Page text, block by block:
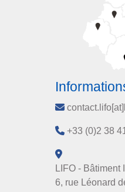
+33 (0)2 38
LIFO - Bâtiment
6, rue Léonard